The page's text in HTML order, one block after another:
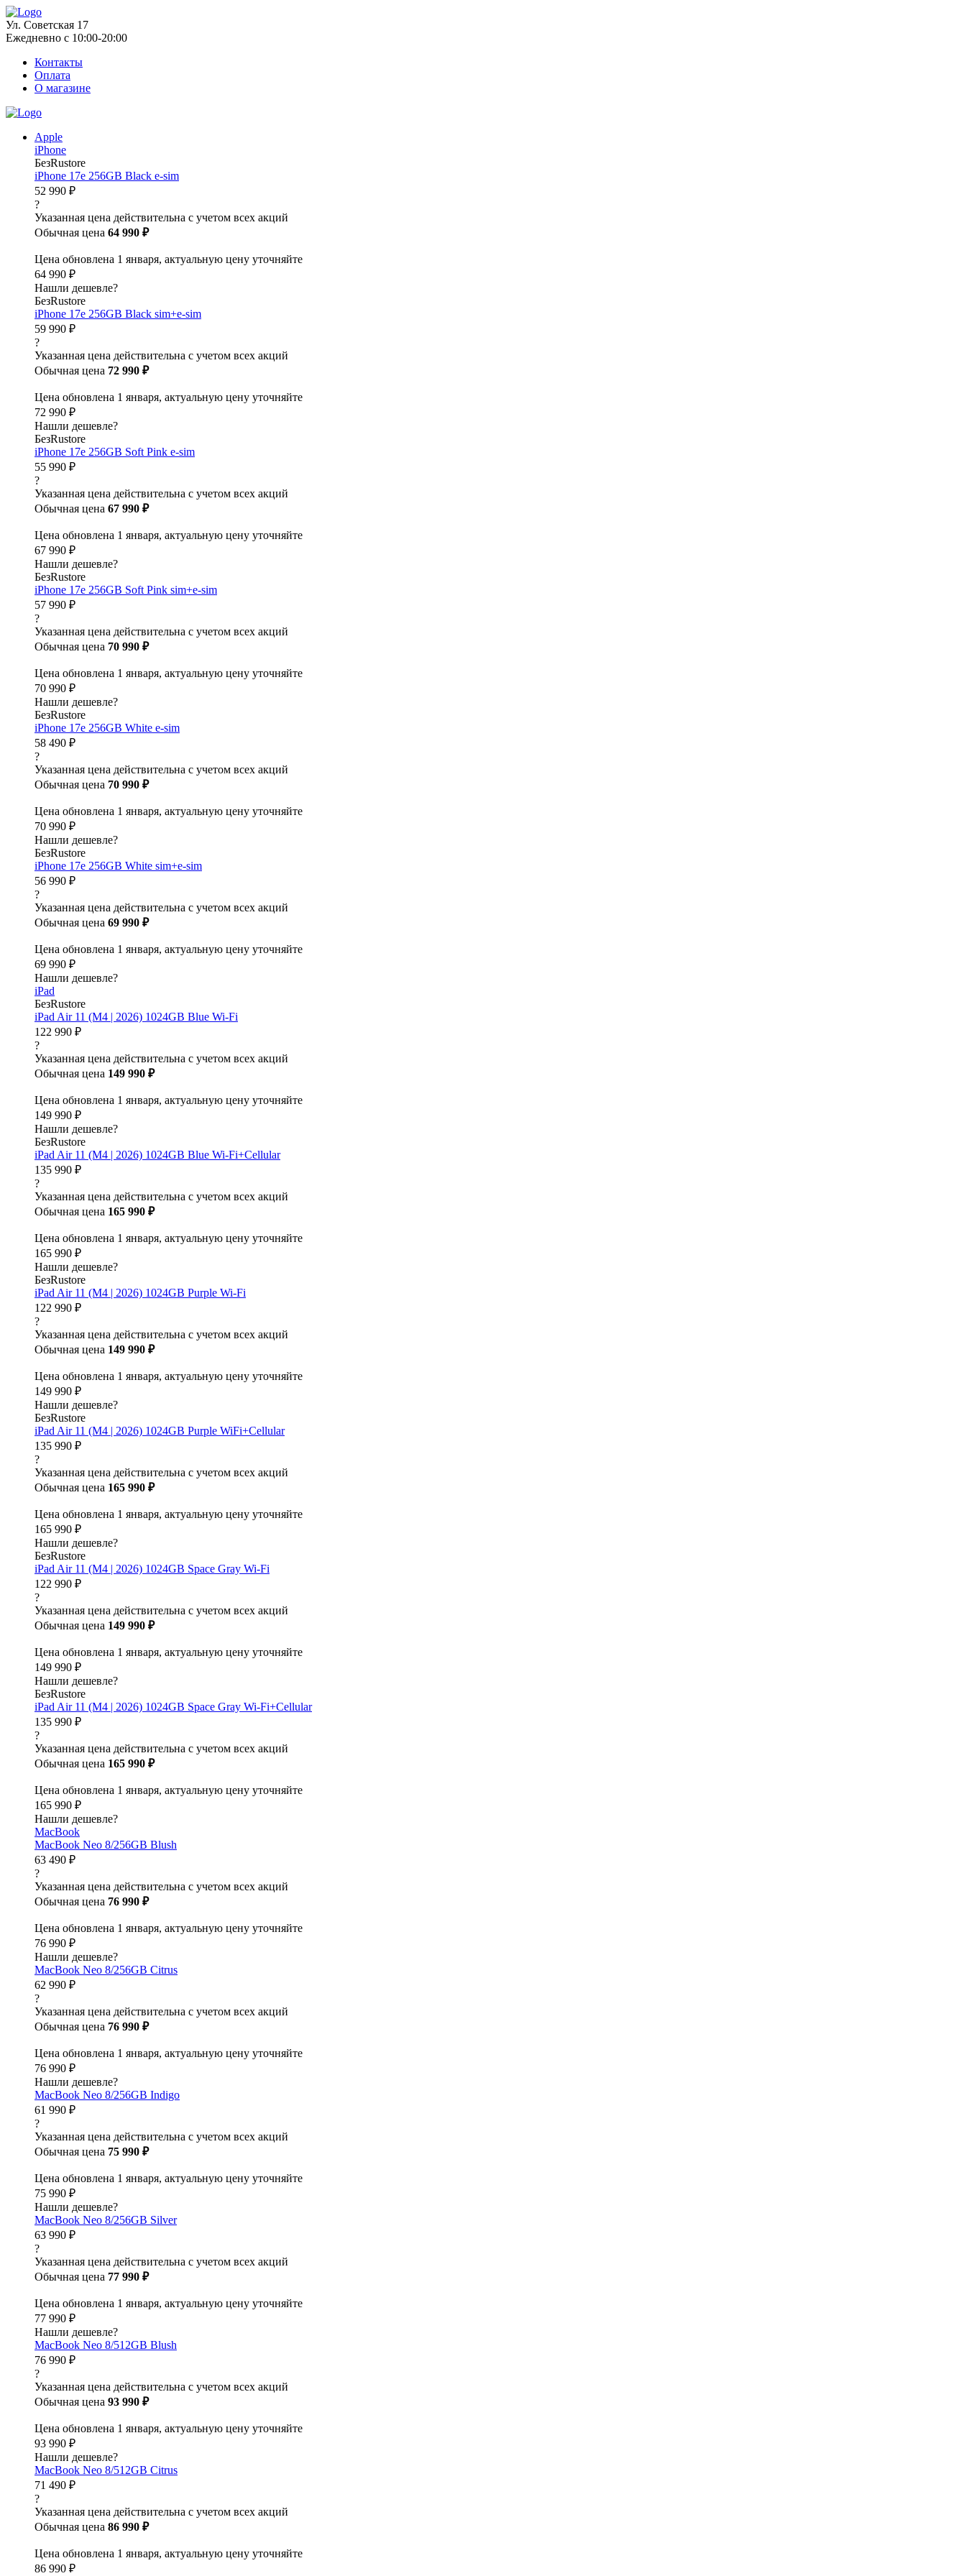
Ул. Советская 17
Ежедневно с 10:00-20:00
Контакты
Оплата
О магазине
Apple
iPhone
БезRustore
iPhone 17e 256GB Black e-sim
52 990 ₽
?
Указанная цена действительна с учетом всех акций
Обычная цена 64 990 ₽
Цена обновлена 1 января, актуальную цену уточняйте
64 990 ₽
Нашли дешевле?
БезRustore
iPhone 17e 256GB Black sim+e-sim
59 990 ₽
?
Указанная цена действительна с учетом всех акций
Обычная цена 72 990 ₽
Цена обновлена 1 января, актуальную цену уточняйте
72 990 ₽
Нашли дешевле?
БезRustore
iPhone 17e 256GB Soft Pink e-sim
55 990 ₽
?
Указанная цена действительна с учетом всех акций
Обычная цена 67 990 ₽
Цена обновлена 1 января, актуальную цену уточняйте
67 990 ₽
Нашли дешевле?
БезRustore
iPhone 17e 256GB Soft Pink sim+e-sim
57 990 ₽
?
Указанная цена действительна с учетом всех акций
Обычная цена 70 990 ₽
Цена обновлена 1 января, актуальную цену уточняйте
70 990 ₽
Нашли дешевле?
БезRustore
iPhone 17e 256GB White e-sim
58 490 ₽
?
Указанная цена действительна с учетом всех акций
Обычная цена 70 990 ₽
Цена обновлена 1 января, актуальную цену уточняйте
70 990 ₽
Нашли дешевле?
БезRustore
iPhone 17e 256GB White sim+e-sim
56 990 ₽
?
Указанная цена действительна с учетом всех акций
Обычная цена 69 990 ₽
Цена обновлена 1 января, актуальную цену уточняйте
69 990 ₽
Нашли дешевле?
iPad
БезRustore
iPad Air 11 (M4 | 2026) 1024GB Blue Wi-Fi
122 990 ₽
?
Указанная цена действительна с учетом всех акций
Обычная цена 149 990 ₽
Цена обновлена 1 января, актуальную цену уточняйте
149 990 ₽
Нашли дешевле?
БезRustore
iPad Air 11 (M4 | 2026) 1024GB Blue Wi-Fi+Cellular
135 990 ₽
?
Указанная цена действительна с учетом всех акций
Обычная цена 165 990 ₽
Цена обновлена 1 января, актуальную цену уточняйте
165 990 ₽
Нашли дешевле?
БезRustore
iPad Air 11 (M4 | 2026) 1024GB Purple Wi-Fi
122 990 ₽
?
Указанная цена действительна с учетом всех акций
Обычная цена 149 990 ₽
Цена обновлена 1 января, актуальную цену уточняйте
149 990 ₽
Нашли дешевле?
БезRustore
iPad Air 11 (M4 | 2026) 1024GB Purple WiFi+Cellular
135 990 ₽
?
Указанная цена действительна с учетом всех акций
Обычная цена 165 990 ₽
Цена обновлена 1 января, актуальную цену уточняйте
165 990 ₽
Нашли дешевле?
БезRustore
iPad Air 11 (M4 | 2026) 1024GB Space Gray Wi-Fi
122 990 ₽
?
Указанная цена действительна с учетом всех акций
Обычная цена 149 990 ₽
Цена обновлена 1 января, актуальную цену уточняйте
149 990 ₽
Нашли дешевле?
БезRustore
iPad Air 11 (M4 | 2026) 1024GB Space Gray Wi-Fi+Cellular
135 990 ₽
?
Указанная цена действительна с учетом всех акций
Обычная цена 165 990 ₽
Цена обновлена 1 января, актуальную цену уточняйте
165 990 ₽
Нашли дешевле?
MacBook
MacBook Neo 8/256GB Blush
63 490 ₽
?
Указанная цена действительна с учетом всех акций
Обычная цена 76 990 ₽
Цена обновлена 1 января, актуальную цену уточняйте
76 990 ₽
Нашли дешевле?
MacBook Neo 8/256GB Citrus
62 990 ₽
?
Указанная цена действительна с учетом всех акций
Обычная цена 76 990 ₽
Цена обновлена 1 января, актуальную цену уточняйте
76 990 ₽
Нашли дешевле?
MacBook Neo 8/256GB Indigo
61 990 ₽
?
Указанная цена действительна с учетом всех акций
Обычная цена 75 990 ₽
Цена обновлена 1 января, актуальную цену уточняйте
75 990 ₽
Нашли дешевле?
MacBook Neo 8/256GB Silver
63 990 ₽
?
Указанная цена действительна с учетом всех акций
Обычная цена 77 990 ₽
Цена обновлена 1 января, актуальную цену уточняйте
77 990 ₽
Нашли дешевле?
MacBook Neo 8/512GB Blush
76 990 ₽
?
Указанная цена действительна с учетом всех акций
Обычная цена 93 990 ₽
Цена обновлена 1 января, актуальную цену уточняйте
93 990 ₽
Нашли дешевле?
MacBook Neo 8/512GB Citrus
71 490 ₽
?
Указанная цена действительна с учетом всех акций
Обычная цена 86 990 ₽
Цена обновлена 1 января, актуальную цену уточняйте
86 990 ₽